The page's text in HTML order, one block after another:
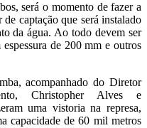
será o momento de fazer a
captação que será instalado
da água. Ao todo devem ser
de 200 mm e outros
acompanhado do Diretor
Christopher Alves e
uma vistoria na represa,
capacidade de 60 mil metros